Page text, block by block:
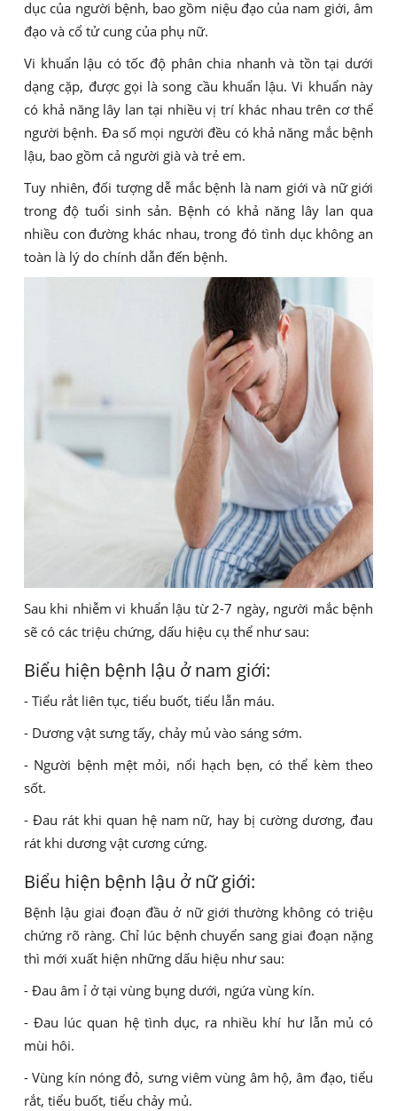
dục của người bệnh, bao gồm niệu đạo của nam giới, âm
đạo và cổ tử cung của phụ nữ.
Vi khuẩn lậu có tốc độ phân chia nhanh và tồn tại dưới
dạng cặp, được gọi là song cầu khuẩn lậu. Vi khuẩn này
có khả năng lây lan tại nhiều vị trí khác nhau trên cơ thể
người bệnh. Đa số mọi người đều có khả năng mắc bệnh
lậu, bao gồm cả người già và trẻ em.
Tuy nhiên, đối tượng dễ mắc bệnh là nam giới và nữ giới
trong độ tuổi sinh sản. Bệnh có khả năng lây lan qua
nhiều con đường khác nhau, trong đó tình dục không an
toàn là lý do chính dẫn đến bệnh.
Sau khi nhiễm vi khuẩn lậu từ 2-7 ngày, người mắc bệnh
sẽ có các triệu chứng, dấu hiệu cụ thể như sau:
Biểu hiện bệnh lậu ở nam giới:
- Tiểu rắt liên tục, tiểu buốt, tiểu lẫn máu.
- Dương vật sưng tấy, chảy mủ vào sáng sớm.
- Người bệnh mệt mỏi, nổi hạch bẹn, có thể kèm theo
sốt.
- Đau rát khi quan hệ nam nữ, hay bị cường dương, đau
rát khi dương vật cương cứng.
Biểu hiện bệnh lậu ở nữ giới:
Bệnh lậu giai đoạn đầu ở nữ giới thường không có triệu
chứng rõ ràng. Chỉ lúc bệnh chuyển sang giai đoạn nặng
thì mới xuất hiện những dấu hiệu như sau:
- Đau âm ỉ ở tại vùng bụng dưới, ngứa vùng kín.
- Đau lúc quan hệ tình dục, ra nhiều khí hư lẫn mủ có
mùi hôi.
- Vùng kín nóng đỏ, sưng viêm vùng âm hộ, âm đạo, tiểu
rắt, tiểu buốt, tiểu chảy mủ.